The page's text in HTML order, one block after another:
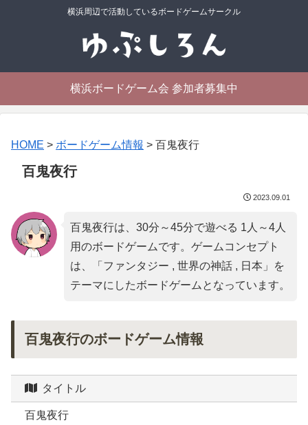
横浜周辺で活動しているボードゲームサークル
横浜ボードゲーム会 参加者募集中
HOME > ボードゲーム情報 > 百鬼夜行
百鬼夜行
2023.09.01
百鬼夜行は、30分～45分で遊べる 1人～4人
用のボードゲームです。ゲームコンセプト
は、「 ファンタジー , 世界の神話 , 日本 」を
テーマにしたボードゲームとなっています。
百鬼夜行のボードゲーム情報
タイトル
百鬼夜行